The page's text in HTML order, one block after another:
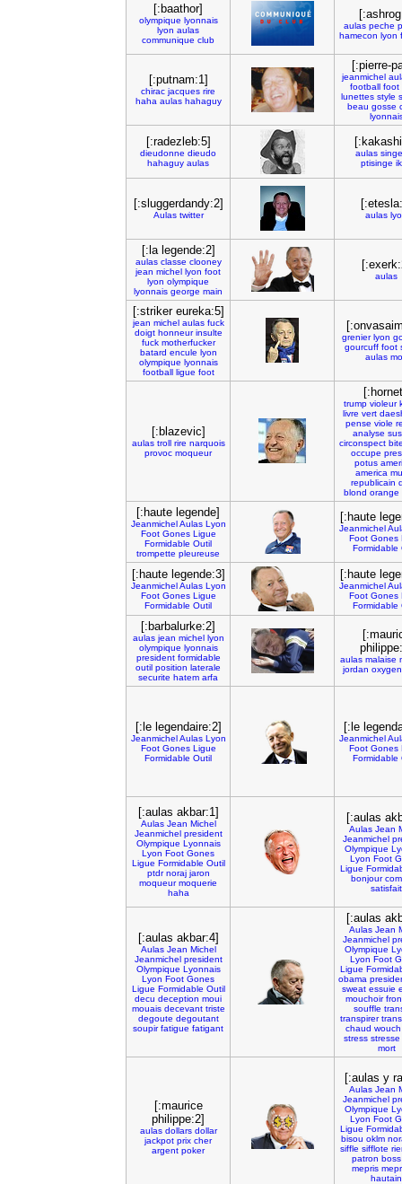
[:baathor]
olympique lyonnais
lyon aulas
communique club
aulas peche
hamecon lyon
[:putnam:1]
chirac jacques rire
haha aulas hahaguy
[:pierre-
jeanmichel
football foot
lunettes style
beau gosse
[:radezleb:5]
dieudonne dieudo
hahaguy aulas
aulas singe
ptisinge
[:sluggerdandy:2]
Aulas twitter aulas
[:la legende:2]
aulas classe clooney
jean michel lyon foot
lyon olympique
lyonnais george main
aulas
[:striker eureka:5]
jean michel aulas fuck
doigt honneur insulte
fuck motherfucker
batard encule lyon
olympique lyonnais
football ligue foot
grenier lyon
gourcuff foot
aulas
[:blazevic]
aulas troll rire narquois
provoc moqueur
trump violeur
livre vert
pense viole
analyse
circonspect
occupe
potus
america
republicain
blond orange
[:haute legende]
Jeanmichel Aulas Lyon
Foot Gones Ligue
Formidable Outil
trompette pleureuse
[:haute
Jeanmichel
Foot Gones
Formidable
[:haute legende:3]
Jeanmichel Aulas Lyon
Foot Gones Ligue
Formidable Outil
[:haute
Jeanmichel
Foot Gones
Formidable
[:barbalurke:2]
aulas jean michel lyon
olympique lyonnais
president formidable
outil position laterale
securite hatem arfa
aulas malaise
jordan
[:le legendaire:2]
Jeanmichel Aulas Lyon
Foot Gones Ligue
Formidable Outil
[:le
Jeanmichel
Foot Gones
Formidable
[:aulas akbar:1]
Aulas Jean Michel
Jeanmichel president
Olympique Lyonnais
Lyon Foot Gones
Ligue Formidable Outil
ptdr noraj jaron
moqueur moquerie
haha
[:aulas
Aulas Jean
Jeanmichel
Olympique
Lyon Foot
Ligue
bonjour
satisfait
[:aulas akbar:4]
Aulas Jean Michel
Jeanmichel president
Olympique Lyonnais
Lyon Foot Gones
Ligue Formidable Outil
decu deception moui
mouais decevant triste
degoute degoutant
soupir fatigue fatigant
[:aulas
Aulas Jean
Jeanmichel
Olympique
Lyon Foot
Ligue
obama
sweat essuie
mouchoir
souffle
transpirer
chaud wouch
stress stresse
mort
[:maurice
philippe:2]
aulas dollars dollar
jackpot prix cher
argent poker
[:aulas y
Aulas Jean
Jeanmichel
Olympique
Lyon Foot
Ligue
bisou oklm
siffle sifflote
patron boss
mepris
hautain